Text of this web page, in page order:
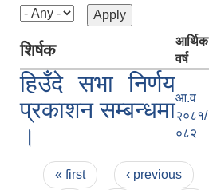
शिर्षक
आर्थिक
वर्ष
हिउँदे सभा निर्णय
प्रकाशन सम्बन्धमा
।
आ.व
२०८१/
०८२
Pages
« first ‹ previous